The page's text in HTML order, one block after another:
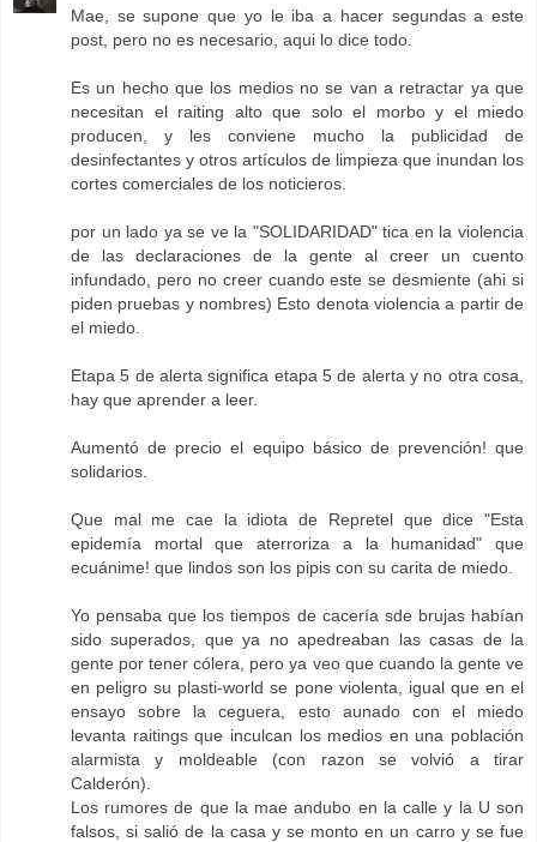
Mae, se supone que yo le iba a hacer segundas a este
post, pero no es necesario, aqui lo dice todo.
Es un hecho que los medios no se van a retractar ya que
necesitan el raiting alto que solo el morbo y el miedo
producen, y les conviene mucho la publicidad de
desinfectantes y otros artículos de limpieza que inundan los
cortes comerciales de los noticieros.
por un lado ya se ve la "SOLIDARIDAD" tica en la violencia
de las declaraciones de la gente al creer un cuento
infundado, pero no creer cuando este se desmiente (ahi si
piden pruebas y nombres) Esto denota violencia a partir de
el miedo.
Etapa 5 de alerta significa etapa 5 de alerta y no otra cosa,
hay que aprender a leer.
Aumentó de precio el equipo básico de prevención! que
solidarios.
Que mal me cae la idiota de Repretel que dice "Esta
epidemía mortal que aterroriza a la humanidad" que
ecuánime! que lindos son los pipis con su carita de miedo.
Yo pensaba que los tiempos de cacería sde brujas habían
sido superados, que ya no apedreaban las casas de la
gente por tener cólera, pero ya veo que cuando la gente ve
en peligro su plasti-world se pone violenta, igual que en el
ensayo sobre la ceguera, esto aunado con el miedo
levanta raitings que inculcan los medios en una población
alarmista y moldeable (con razon se volvió a tirar
Calderón).
Los rumores de que la mae andubo en la calle y la U son
falsos, si salió de la casa y se monto en un carro y se fue